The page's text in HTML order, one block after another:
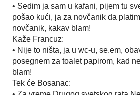
• Sedim ja sam u kafani, pijem tu
pošao kući, ja za novčanik da
novčanik, kakav blam!
Kaže Francuz:
• Nije to ništa, ja u wc-u, se.em,
posegnem za toalet papirom, kad
blam!
Tek će Bosanac: